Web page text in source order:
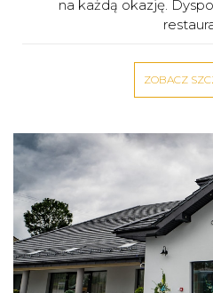
na każdą okazję.
ZOBACZ